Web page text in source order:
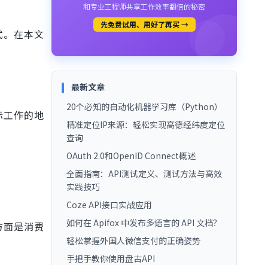
在本文
作的地
是消费
和专业工程师共享工作效率翻倍的秘密
先免费试用、用好了再买 →
最新文章
20个必知的自动化机器学习库（Python）
精准定位IP来源：轻松实现高德经纬度定位
查询
OAuth 2.0和OpenID Connect概述
全面指南：API测试定义、测试方法与高效
实践技巧
Coze API接口实战应用
如何在 Apifox 中发布多语言的 API 文档？
轻松掌握外国人微信支付的正确姿势
手把手教你使用盘古API